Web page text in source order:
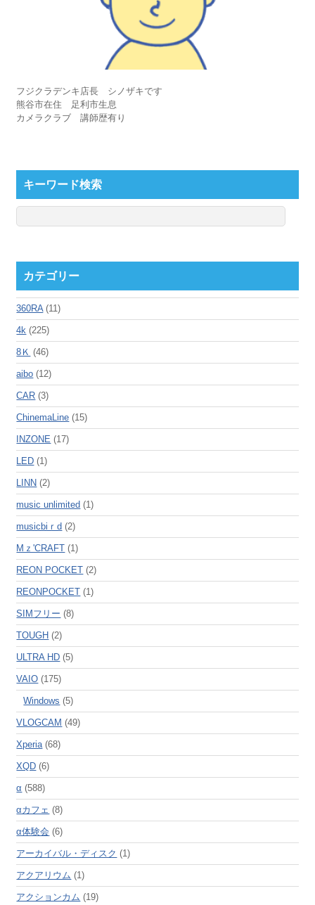
フジクラデンキ店長 シノザキです
熊谷市在住 足利市生息
カメラクラブ 講師歴有り
キーワード検索
カテゴリー
360RA(11)
4k (225)
8Ｋ (46)
aibo (12)
CAR (3)
ChinemaLine (15)
INZONE (17)
LED (1)
LINN (2)
music unlimited (1)
musicbiｒd (2)
Mｚ'CRAFT (1)
REON POCKET (2)
REONPOCKET (1)
SIMフリー (8)
TOUGH (2)
ULTRA HD (5)
VAIO (175)
Windows (5)
VLOGCAM (49)
Xperia(68)
XQD (6)
α (588)
αカフェ (8)
α体験会 (6)
アーカイバル・ディスク (1)
アクアリウム (1)
アクションカム (19)